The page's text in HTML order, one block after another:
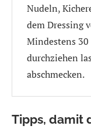
Nudeln,
dem Dressing
Mindestens
durchziehen
abschmecken.
Tipps, damit